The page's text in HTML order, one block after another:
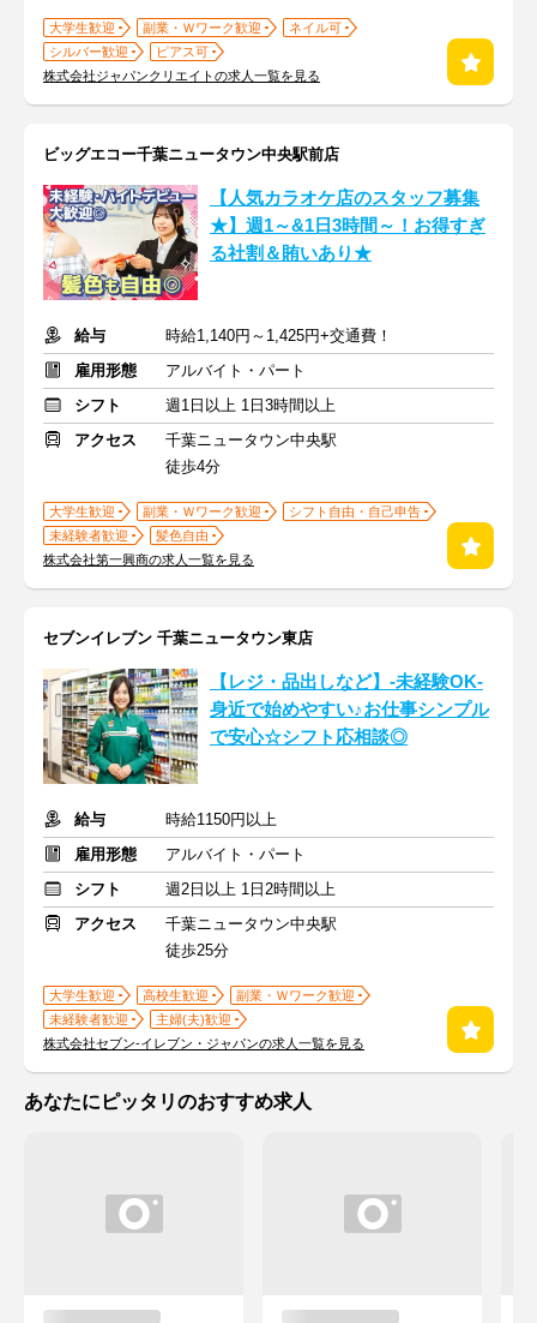
大学生歓迎 副業・Ｗワーク歓迎
ネイル可
シルバー歓迎
ピアス可
株式会社ジャパンクリエイトの求人一覧を見る
ビッグエコー千葉ニュータウン中央駅前店
【人気カラオケ店のスタッフ募集
★】週1～&1日3時間～！お得すぎ
る社割＆賄いあり★
給与
時給1,140円～1,425円+交通費！
雇用形態
アルバイト・パート
シフト
週1日以上 1日3時間以上
アクセス
千葉ニュータウン中央駅
徒歩4分
大学生歓迎 副業・Ｗワーク歓迎
シフト自由・自己申告
未経験者歓迎
髪色自由
株式会社第一興商の求人一覧を見る
セブンイレブン 千葉ニュータウン東店
【レジ・品出しなど】-未経験OK-
身近で始めやすい♪お仕事シンプル
で安心☆シフト応相談◎
給与
時給1150円以上
雇用形態
アルバイト・パート
シフト
週2日以上 1日2時間以上
アクセス
千葉ニュータウン中央駅
徒歩25分
大学生歓迎 高校生歓迎
副業・Ｗワーク歓迎
未経験者歓迎
主婦(夫)歓迎
株式会社セブン-イレブン・ジャパンの求人一覧を見る
あなたにピッタリのおすすめ求人